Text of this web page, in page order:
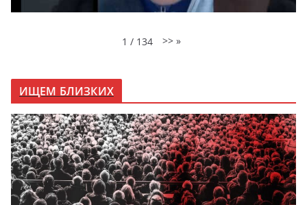
1 / 134 >> »
ИЩЕМ БЛИЗКИХ